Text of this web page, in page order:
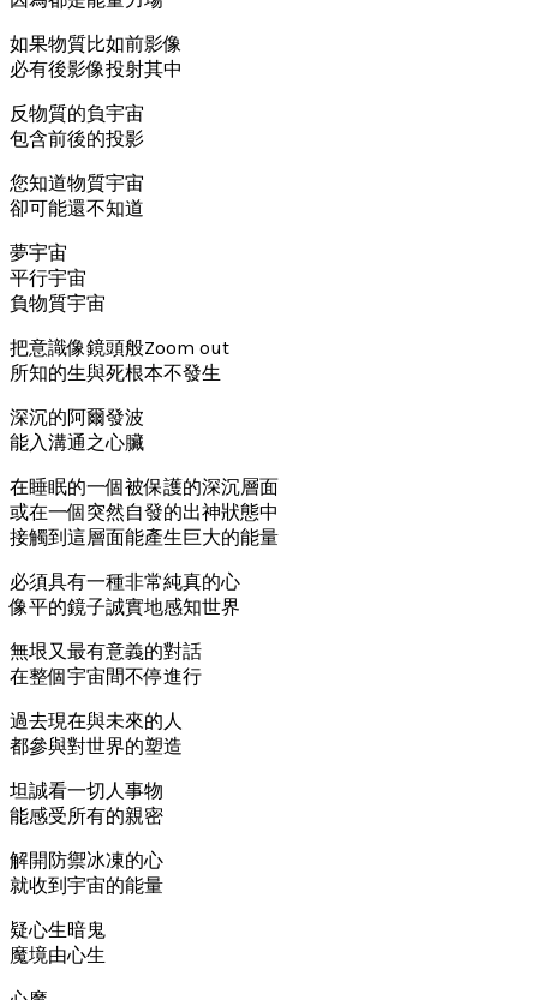
如果物質比如前影像
必有後影像投射其中
反物質的負宇宙
包含前後的投影
您知道物質宇宙
卻可能還不知道
夢宇宙
平行宇宙
負物質宇宙
把意識像鏡頭般Zoom out
所知的生與死根本不發生
深沉的阿爾發波
能入溝通之心臟
在睡眠的一個被保護的深沉層面
或在一個突然自發的出神狀態中
接觸到這層面能產生巨大的能量
必須具有一種非常純真的心
像平的鏡子誠實地感知世界
無垠又最有意義的對話
在整個宇宙間不停進行
過去現在與未來的人
都參與對世界的塑造
坦誠看一切人事物
能感受所有的親密
解開防禦冰凍的心
就收到宇宙的能量
疑心生暗鬼
魔境由心生